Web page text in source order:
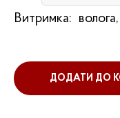
Витримка:
ДОДАТИ ДО